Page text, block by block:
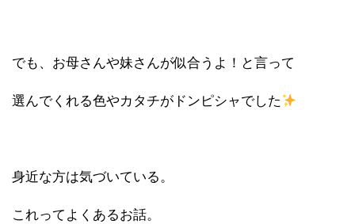
でも、お母さんや妹さんが似合うよ！と言って
選んでくれる色やカタチがドンピシャでした
身近な方は気づいている。
これってよくあるお話。